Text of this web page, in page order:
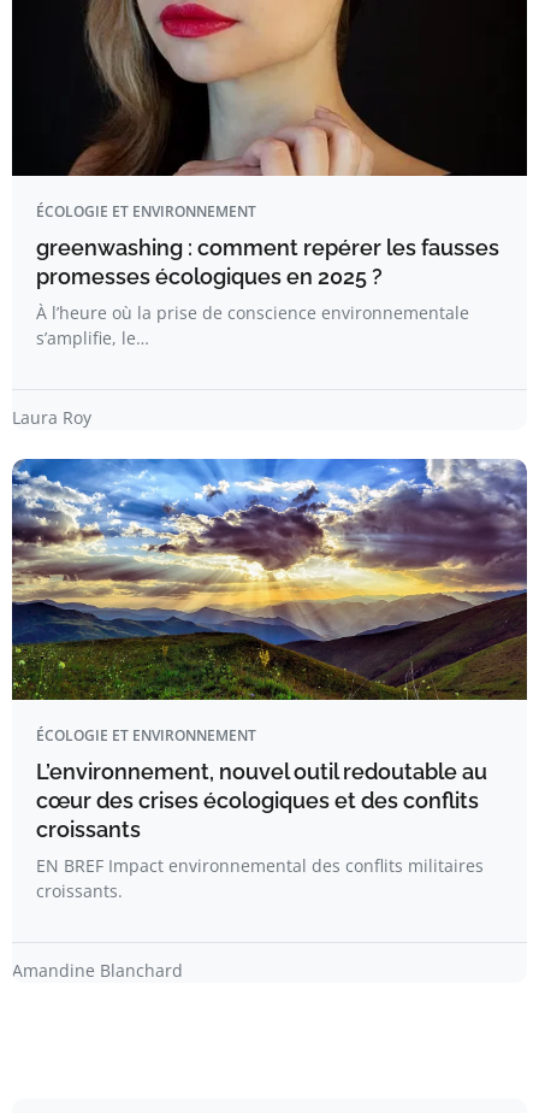
ÉCOLOGIE ET ENVIRONNEMENT
greenwashing : comment repérer les fausses
promesses écologiques en 2025 ?
À l’heure où la prise de conscience environnementale
s’amplifie, le…
Laura Roy
ÉCOLOGIE ET ENVIRONNEMENT
L’environnement, nouvel outil redoutable au
cœur des crises écologiques et des conflits
croissants
EN BREF Impact environnemental des conflits militaires
croissants.
Amandine Blanchard